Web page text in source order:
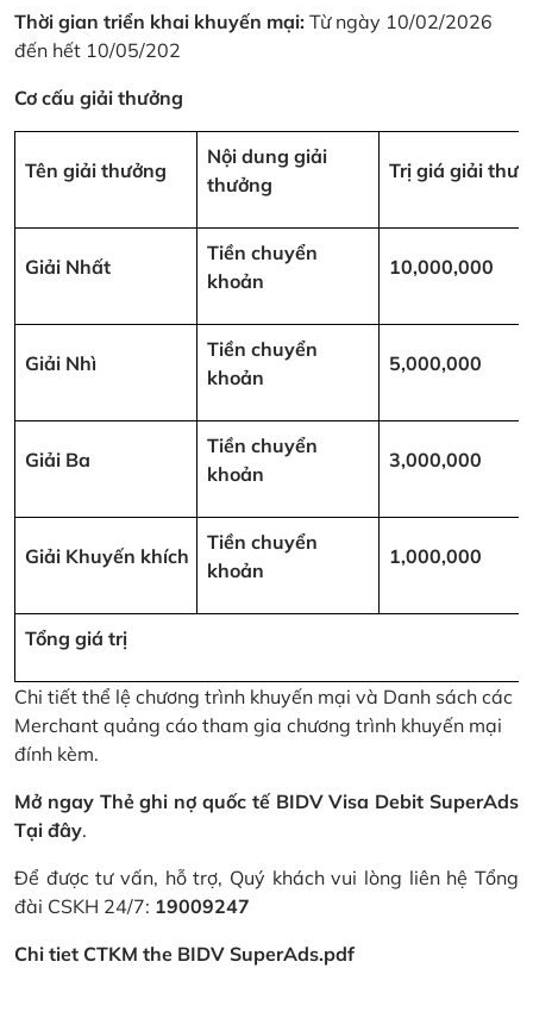
Thời gian triển khai khuyến mại: Từ ngày 10/02/2026
đến hết 10/05/202
Cơ cấu giải thưởng
Tên giải thưởng
Nội dung giải
thưởng
Trị giá giải
Giải Nhất
Tiền chuyển
khoản
10,000,000
Giải Nhì
Tiền chuyển
khoản
5,000,000
Giải Ba
Tiền chuyển
khoản
3,000,000
Giải Khuyến khích
Tiền chuyển
khoản
1,000,000
Tổng giá trị
Chi tiết thể lệ chương trình khuyến mại và Danh sách các
Merchant quảng cáo tham gia chương trình khuyến mại
đính kèm.
Mở ngay Thẻ ghi nợ quốc tế BIDV Visa Debit SuperAds
Tại đây.
Để được tư vấn, hỗ trợ, Quý khách vui lòng liên hệ Tổng
đài CSKH 24/7: 19009247
Chi tiet CTKM the BIDV SuperAds.pdf